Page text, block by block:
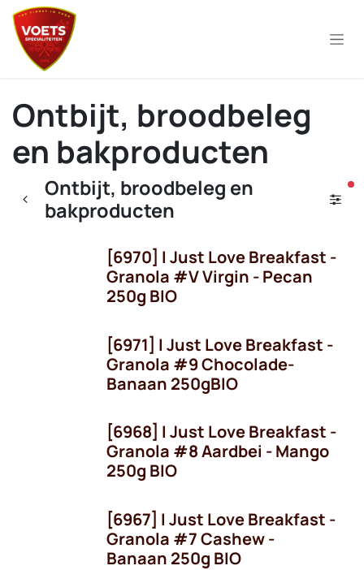
Overslaan naar inhoud
Ontbijt, broodbeleg
en bakproducten
Ontbijt, broodbeleg en
bakproducten
[6970] I Just Love Breakfast -
Granola #V Virgin - Pecan
250g BIO
[6971] I Just Love Breakfast -
Granola #9 Chocolade-
Banaan 250gBIO
[6968] I Just Love Breakfast -
Granola #8 Aardbei - Mango
250g BIO
[6967] I Just Love Breakfast -
Granola #7 Cashew -
Banaan 250g BIO